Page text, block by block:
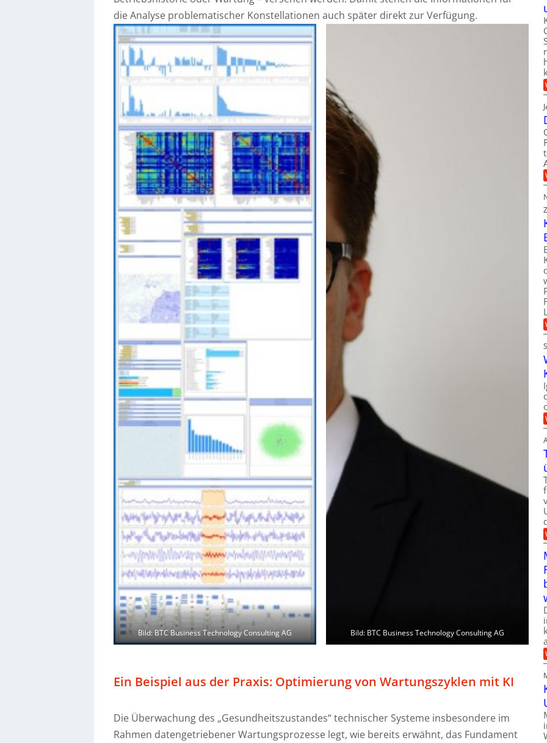
die Analyse problematischer Konstellationen auch später direkt zur Verfügung.
Bild: BTC Business Technology Consulting AG Bild: BTC Business Technology Consulting AG
Ein Beispiel aus der Praxis: Optimierung von Wartungszyklen mit KI
Die Überwachung des „Gesundheitszustandes“ technischer Systeme insbesondere im
Rahmen datengetriebener Wartungsprozesse legt, wie bereits erwähnt, das Fundament